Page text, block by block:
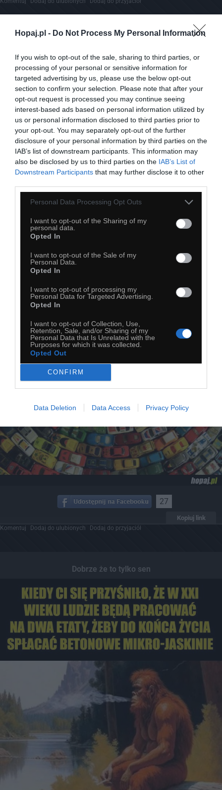
Hopaj.pl - Do Not Process My Personal Information
If you wish to opt-out of the sale, sharing to third parties, or
processing of your personal or sensitive information for
targeted advertising by us, please use the below opt-out
section to confirm your selection. Please note that after your
opt-out request is processed you may continue seeing
interest-based ads based on personal information utilized by
us or personal information disclosed to third parties prior to
your opt-out. You may separately opt-out of the further
disclosure of your personal information by third parties on the
IAB’s list of downstream participants. This information may
also be disclosed by us to third parties on the IAB’s List of
Downstream Participants that may further disclose it to other
Personal Data Processing Opt Outs
I want to opt-out of the Sharing of my
personal data.
Opted In
I want to opt-out of the Sale of my
Personal Data.
Opted In
I want to opt-out of processing my
Personal Data for Targeted Advertising.
Opted In
I want to opt-out of Collection, Use,
Retention, Sale, and/or Sharing of my
Personal Data that Is Unrelated with the
Purposes for which it was collected.
Opted Out
CONFIRM
Data Deletion Data Access Privacy Policy
Bawiłbym się
27
Kopiuj link
Komentuj Dodaj do ulubionych Dodaj do przyjaciół
Dobrze że to tylko sen